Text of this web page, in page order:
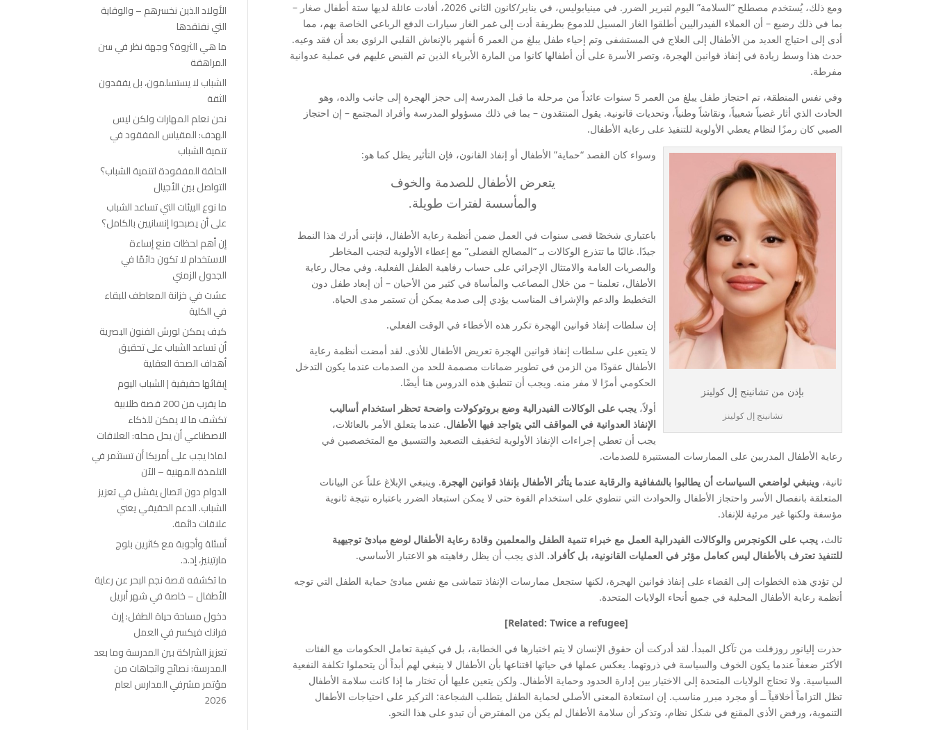
ومع ذلك، يُستخدم مصطلح “السلامة” اليوم لتبرير الضرر. في مينيابوليس، في يناير/كانون الثاني 2026، أفادت عائلة لديها ستة أطفال صغار –
بما في ذلك رضيع – أن العملاء الفيدراليين أطلقوا الغاز المسيل للدموع بطريقة أدت إلى غمر الغاز سيارات الدفع الرباعي الخاصة بهم، مما
أدى إلى احتياج العديد من الأطفال إلى العلاج في المستشفى وتم إحياء طفل يبلغ من العمر 6 أشهر بالإنعاش القلبي الرئوي بعد أن فقد وعيه.
حدث هذا وسط زيادة في إنفاذ قوانين الهجرة، وتصر الأسرة على أن أطفالها كانوا من المارة الأبرياء الذين تم القبض عليهم في عملية عدوانية
مفرطة.
وفي نفس المنطقة، تم احتجاز طفل يبلغ من العمر 5 سنوات عائداً من مرحلة ما قبل المدرسة إلى حجز الهجرة إلى جانب والده، وهو
الحادث الذي أثار غضباً شعبياً، ونقاشاً وطنياً، وتحديات قانونية. يقول المنتقدون – بما في ذلك مسؤولو المدرسة وأفراد المجتمع – إن احتجاز
الصبي كان رمزًا لنظام يعطي الأولوية للتنفيذ على رعاية الأطفال.
بإذن من تشانينج إل كولينز
تشانينج إل كولينز
وسواء كان القصد “حماية” الأطفال أو إنفاذ القانون، فإن التأثير يظل كما هو:
يتعرض الأطفال للصدمة والخوف
والمأسسة لفترات طويلة.
باعتباري شخصًا قضى سنوات في العمل ضمن أنظمة رعاية الأطفال، فإنني أدرك هذا النمط
جيدًا. غالبًا ما تتذرع الوكالات بـ “المصالح الفضلى” مع إعطاء الأولوية لتجنب المخاطر
والبصريات العامة والامتثال الإجرائي على حساب رفاهية الطفل الفعلية. وفي مجال رعاية
الأطفال، تعلمنا – من خلال المصاعب والمأساة في كثير من الأحيان – أن إبعاد طفل دون
التخطيط والدعم والإشراف المناسب يؤدي إلى صدمة يمكن أن تستمر مدى الحياة.
إن سلطات إنفاذ قوانين الهجرة تكرر هذه الأخطاء في الوقت الفعلي.
لا يتعين على سلطات إنفاذ قوانين الهجرة تعريض الأطفال للأذى. لقد أمضت أنظمة رعاية
الأطفال عقودًا من الزمن في تطوير ضمانات مصممة للحد من الصدمات عندما يكون التدخل
الحكومي أمرًا لا مفر منه. ويجب أن تنطبق هذه الدروس هنا أيضًا.
أولاً، يجب على الوكالات الفيدرالية وضع بروتوكولات واضحة تحظر استخدام أساليب
الإنفاذ العدوانية في المواقف التي يتواجد فيها الأطفال. عندما يتعلق الأمر بالعائلات،
يجب أن تعطي إجراءات الإنفاذ الأولوية لتخفيف التصعيد والتنسيق مع المتخصصين في
رعاية الأطفال المدربين على الممارسات المستنيرة للصدمات.
ثانية، وينبغي لواضعي السياسات أن يطالبوا بالشفافية والرقابة عندما يتأثر الأطفال بإنفاذ قوانين الهجرة. وينبغي الإبلاغ علناً عن البيانات
المتعلقة بانفصال الأسر واحتجاز الأطفال والحوادث التي تنطوي على استخدام القوة حتى لا يمكن استبعاد الضرر باعتباره نتيجة ثانوية
مؤسفة ولكنها غير مرئية للإنفاذ.
ثالث، يجب على الكونجرس والوكالات الفيدرالية العمل مع خبراء تنمية الطفل والمعلمين وقادة رعاية الأطفال لوضع مبادئ توجيهية
للتنفيذ تعترف بالأطفال ليس كعامل مؤثر في العمليات القانونية، بل كأفراد. الذي يجب أن يظل رفاهيته هو الاعتبار الأساسي.
لن تؤدي هذه الخطوات إلى القضاء على إنفاذ قوانين الهجرة، لكنها ستجعل ممارسات الإنفاذ تتماشى مع نفس مبادئ حماية الطفل التي توجه
أنظمة رعاية الأطفال المحلية في جميع أنحاء الولايات المتحدة.
[Related: Twice a refugee]
حذرت إليانور روزفلت من تآكل المبدأ. لقد أدركت أن حقوق الإنسان لا يتم اختبارها في الخطابة، بل في كيفية تعامل الحكومات مع الفئات
الأكثر ضعفاً عندما يكون الخوف والسياسة في ذروتهما. يعكس عملها في حياتها اقتناعها بأن الأطفال لا ينبغي لهم أبداً أن يتحملوا تكلفة النفعية
السياسية. ولا تحتاج الولايات المتحدة إلى الاختيار بين إدارة الحدود وحماية الأطفال. ولكن يتعين عليها أن تختار ما إذا كانت سلامة الأطفال
تظل التزاماً أخلاقياً ــ أو مجرد مبرر مناسب. إن استعادة المعنى الأصلي لحماية الطفل يتطلب الشجاعة: التركيز على احتياجات الأطفال
التنموية، ورفض الأذى المقنع في شكل نظام، وتذكر أن سلامة الأطفال لم يكن من المفترض أن تبدو على هذا النحو.
الأولاد الذين نخسرهم – والوقاية
التي نفتقدها
ما هي الثروة؟ وجهة نظر في سن
المراهقة
الشباب لا يستسلمون، بل يفقدون
الثقة
نحن نعلم المهارات ولكن ليس
الهدف: المقياس المفقود في
تنمية الشباب
الحلقة المفقودة لتنمية الشباب؟
التواصل بين الأجيال
ما نوع البيئات التي تساعد الشباب
على أن يصبحوا إنسانيين بالكامل؟
إن أهم لحظات منع إساءة
الاستخدام لا تكون دائمًا في
الجدول الزمني
عشت في خزانة المعاطف للبقاء
في الكلية
كيف يمكن لورش الفنون البصرية
أن تساعد الشباب على تحقيق
أهداف الصحة العقلية
إبقائها حقيقية | الشباب اليوم
ما يقرب من 200 قصة طلابية
تكشف ما لا يمكن للذكاء
الاصطناعي أن يحل محله: العلاقات
لماذا يجب على أمريكا أن تستثمر في
التلمذة المهنية – الآن
الدوام دون اتصال يفشل في تعزيز
الشباب. الدعم الحقيقي يعني
علاقات دائمة.
أسئلة وأجوبة مع كاثرين بلوج
مارتينيز، إد.د.
ما تكشفه قصة نجم البحر عن رعاية
الأطفال – خاصة في شهر أبريل
دخول مساحة حياة الطفل: إرث
فرانك فيكسر في العمل
تعزيز الشراكة بين المدرسة وما بعد
المدرسة: نصائح واتجاهات من
مؤتمر مشرفي المدارس لعام
2026